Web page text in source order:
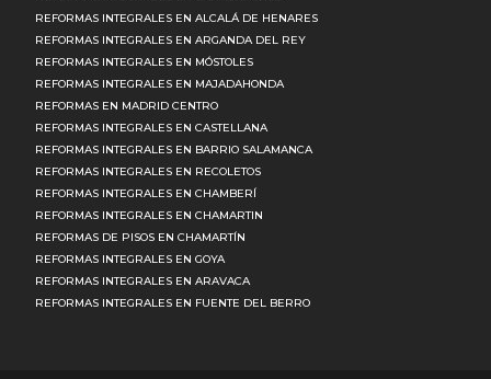
REFORMAS INTEGRALES EN ALCALÁ DE HENARES
REFORMAS INTEGRALES EN ARGANDA DEL REY
REFORMAS INTEGRALES EN MÓSTOLES
REFORMAS INTEGRALES EN MAJADAHONDA
REFORMAS EN MADRID CENTRO
REFORMAS INTEGRALES EN CASTELLANA
REFORMAS INTEGRALES EN BARRIO SALAMANCA
REFORMAS INTEGRALES EN RECOLETOS
REFORMAS INTEGRALES EN CHAMBERÍ
REFORMAS INTEGRALES EN CHAMARTIN
REFORMAS DE PISOS EN CHAMARTÍN
REFORMAS INTEGRALES EN GOYA
REFORMAS INTEGRALES EN ARAVACA
REFORMAS INTEGRALES EN FUENTE DEL BERRO